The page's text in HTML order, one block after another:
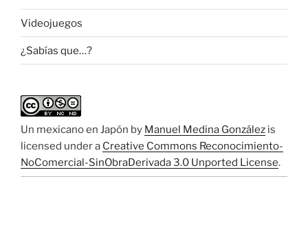
Videojuegos
¿Sabías que…?
Un mexicano en Japón by Manuel Medina González is
licensed under a Creative Commons Reconocimiento-
NoComercial-SinObraDerivada 3.0 Unported License.